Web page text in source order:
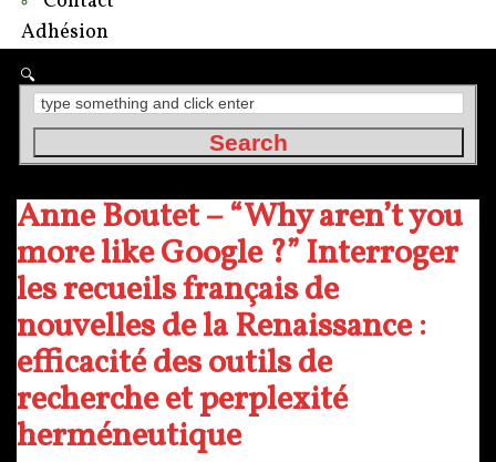
Adhésion
Anne Boutet – “Why aren’t you
more like Google ?” Interroger
les recueils français de
nouvelles de la Renaissance :
efficacité des outils de
recherche et perplexité
herméneutique